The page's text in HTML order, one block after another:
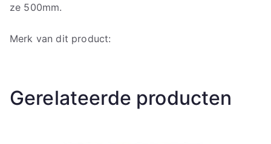
ze 500mm.
Merk van dit product:
Gerelateerde producten